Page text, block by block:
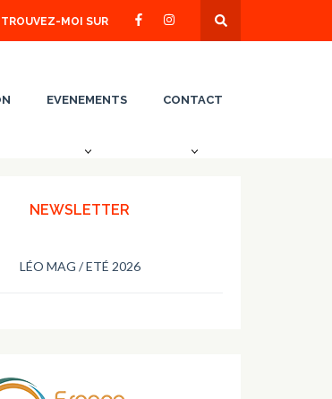
TROUVEZ-MOI SUR
EVENEMENTS CONTACT
NEWSLETTER
LÉO MAG / ETÉ 2026